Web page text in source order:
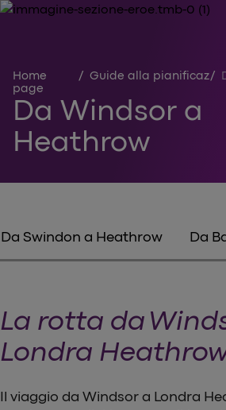
Home
page
/ Guide alla /
Da Windsor a
Heathrow
Da Swindon a Heathrow Da
La rotta da
Londra
Il viaggio da Windsor a Londra